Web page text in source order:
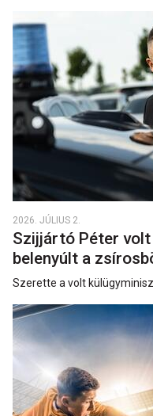
2026. JÚLIUS 2.
Szijjártó Péter
belenyúlt a
Szerette a volt